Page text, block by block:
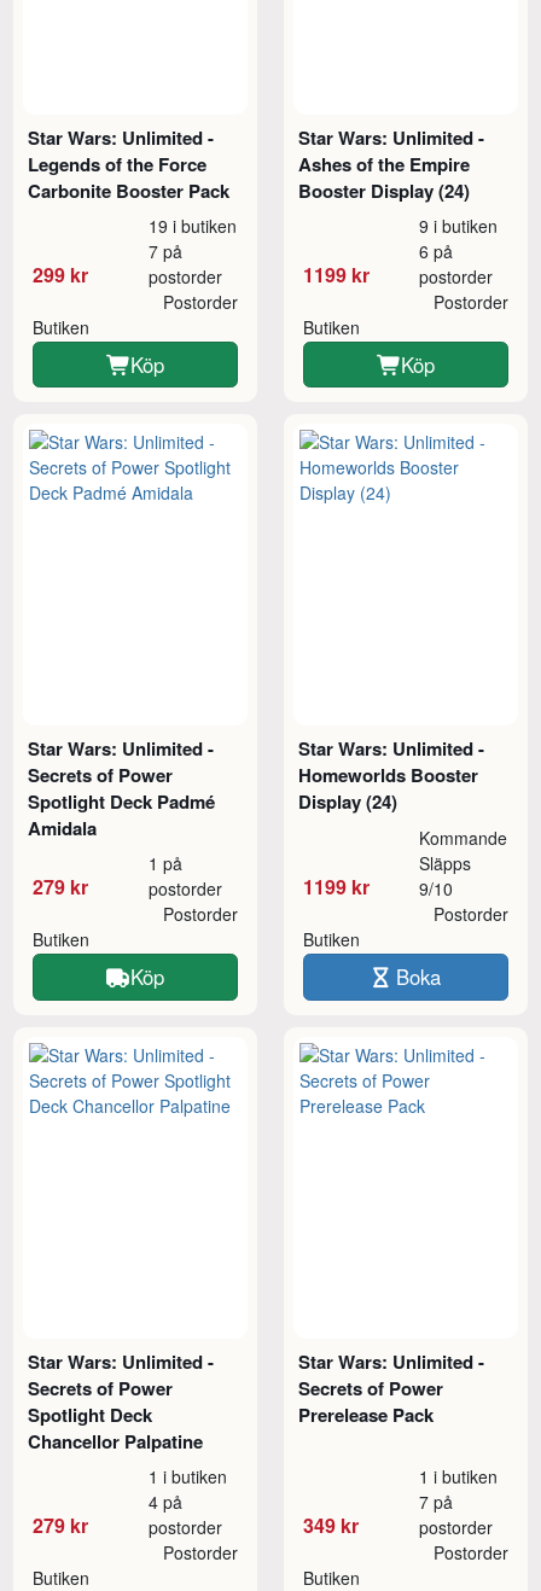
Star Wars: Unlimited -
Legends of the Force
Carbonite Booster Pack
299 kr
19 i butiken
7 på
postorder
Butiken
Postorder
Köp
Star Wars: Unlimited -
Ashes of the Empire
Booster Display (24)
1199 kr
9 i butiken
6 på
postorder
Butiken
Postorder
Köp
Star Wars: Unlimited -
Secrets of Power
Spotlight Deck Padmé
Amidala
279 kr
1 på
postorder
Butiken
Postorder
Köp
Star Wars: Unlimited -
Homeworlds Booster
Display (24)
1199 kr
Kommande
Släpps
9/10
Butiken
Postorder
Boka
Star Wars: Unlimited -
Secrets of Power
Spotlight Deck
Chancellor Palpatine
279 kr
1 i butiken
4 på
postorder
Butiken
Postorder
Star Wars: Unlimited -
Secrets of Power
Prerelease Pack
349 kr
1 i butiken
7 på
postorder
Butiken
Postorder